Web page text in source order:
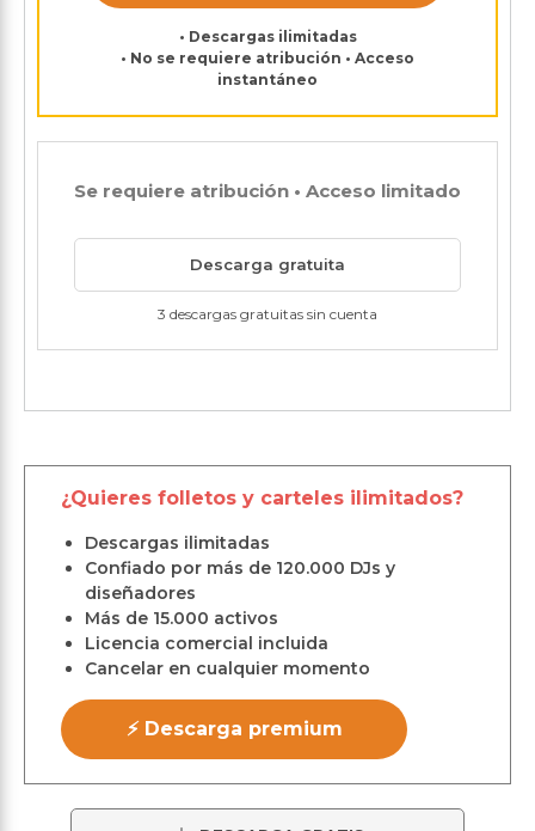
• Descargas ilimitadas
• No se requiere atribución • Acceso
instantáneo
Se requiere atribución • Acceso limitado
Descarga gratuita
3 descargas gratuitas sin cuenta
¿Quieres folletos y carteles ilimitados?
Descargas ilimitadas
Confiado por más de 120.000 DJs y
diseñadores
Más de 15.000 activos
Licencia comercial incluida
Cancelar en cualquier momento
⚡ Descarga premium